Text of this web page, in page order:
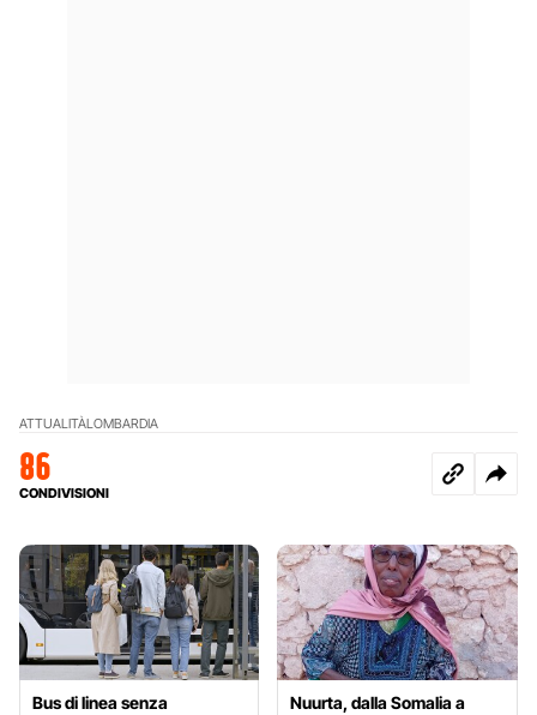
ATTUALITÀLOMBARDIA
86
CONDIVISIONI
Bus di linea senza
Nuurta, dalla Somalia a